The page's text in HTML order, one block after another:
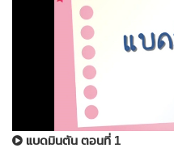
แบดมินตัน ตอนที่ 1